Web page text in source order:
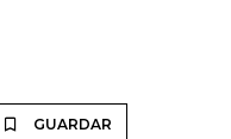
GUARDAR